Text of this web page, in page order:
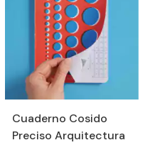
Cuaderno Cosido
Preciso Arquitectura